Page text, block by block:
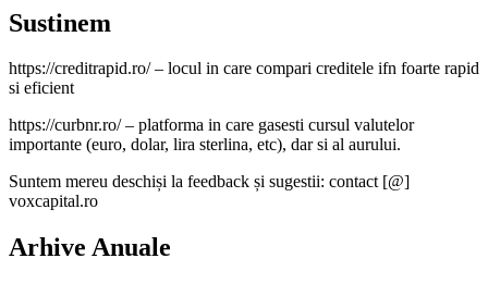
Sustinem
https://creditrapid.ro/ – locul in care compari creditele ifn foarte rapid
si eficient
https://curbnr.ro/ – platforma in care gasesti cursul valutelor
importante (euro, dolar, lira sterlina, etc), dar si al aurului.
Suntem mereu deschiși la feedback și sugestii: contact [@]
voxcapital.ro
Arhive Anuale